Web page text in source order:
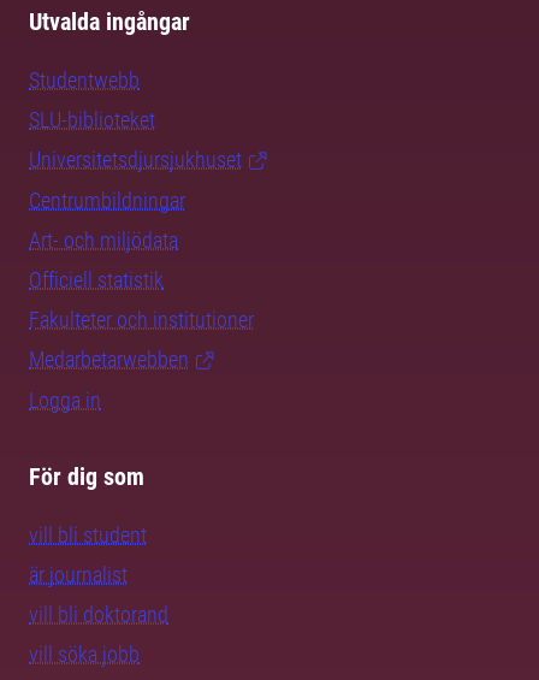
Utvalda ingångar
Studentwebb
SLU-biblioteket
Universitetsdjursjukhuset
Centrumbildningar
Art- och miljödata
Officiell statistik
Fakulteter och institutioner
Medarbetarwebben
Logga in
För dig som
vill bli student
är journalist
vill bli doktorand
vill söka jobb